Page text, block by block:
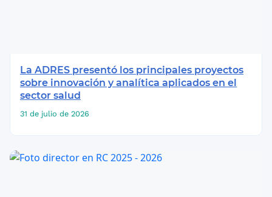
La ADRES presentó los principales proyectos
sobre innovación y analítica aplicados en el
sector salud
31 de julio de 2026